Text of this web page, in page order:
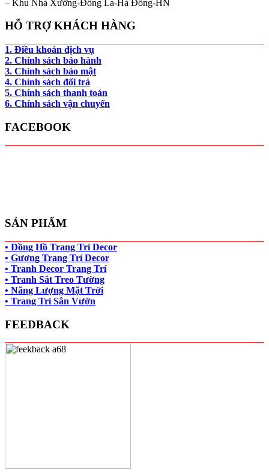
– Khu Nhà Xưởng-Đông La-Hà Đông-HN
HỖ TRỢ KHÁCH HÀNG
1. Điều khoản dịch vụ
2. Chính sách bảo hành
3. Chính sách bảo mật
4. Chính sách đổi trả
5. Chính sách thanh toán
6. Chính sách vận chuyển
FACEBOOK
SẢN PHẨM
• Đồng Hồ Trang Trí Decor
• Gương Trang Trí Decor
• Tranh Decor Trang Trí
• Tranh Sắt Treo Tường
• Năng Lượng Mặt Trời
• Trang Trí Sân Vườn
FEEDBACK